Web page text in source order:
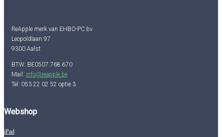
ReApple merk van EHBO-PC bv
Leopoldlaan 97
9300 Aalst
BTW: BE0507.768.670
Mail: info@reapple.be
Tel: 053 22 02 52 optie 3
Webshop
iPad